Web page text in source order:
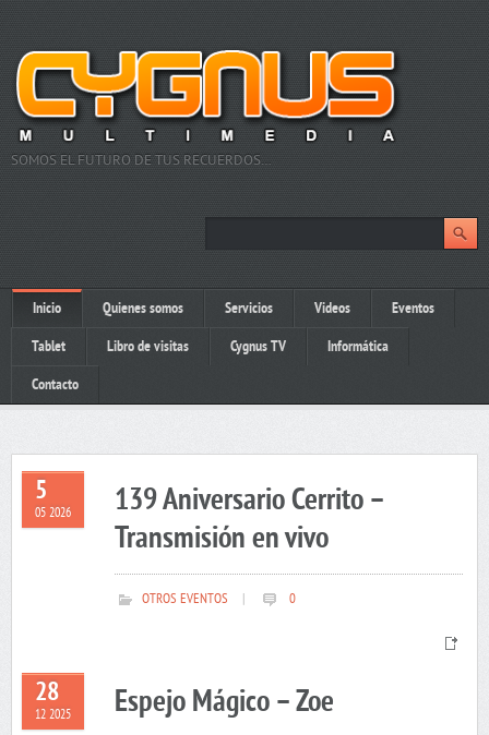
SOMOS EL FUTURO DE TUS RECUERDOS…
Inicio Quienes somos Servicios Videos Eventos
Tablet Libro de visitas Cygnus TV Informática
Contacto
5
05 2026
139 Aniversario Cerrito –
Transmisión en vivo
OTROS EVENTOS 0
28
12 2025 Espejo Mágico – Zoe